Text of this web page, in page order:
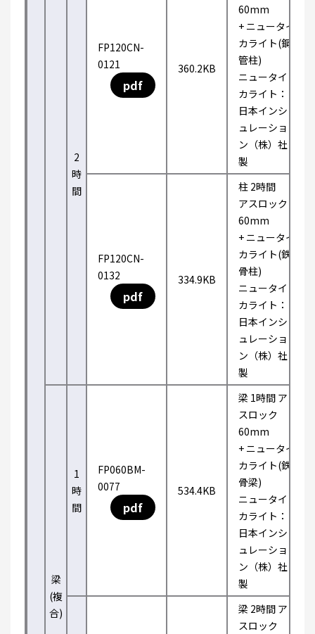
2
時
間
FP120CN-
0121
pdf
360.2KB
60mm
+ ニュータイ
カライト(鋼
管柱)
ニュータイ
カライト：
日本インシ
ュレーショ
ン（株）社
製
FP120CN-
0132
pdf
334.9KB
柱 2時間
アスロック
60mm
+ ニュータイ
カライト(鉄
骨柱)
ニュータイ
カライト：
日本インシ
ュレーショ
ン（株）社
製
梁
(複
合)
1
時
間
FP060BM-
0077
pdf
534.4KB
梁 1時間 ア
スロック
60mm
+ ニュータイ
カライト(鉄
骨梁)
ニュータイ
カライト：
日本インシ
ュレーショ
ン（株）社
製
梁 2時間 ア
スロック